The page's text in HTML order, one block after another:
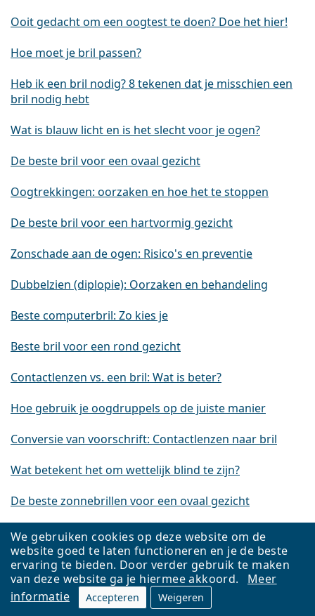
We gebruiken cookies op deze website om de
website goed te laten functioneren en je de beste
ervaring te bieden. Door verder gebruik te maken
van deze website ga je hiermee akkoord.
Meer
informatie
Accepteren Weigeren
Ooit gedacht om een oogtest te doen? Doe het hier!
Hoe moet je bril passen?
Heb ik een bril nodig? 8 tekenen dat je misschien een
bril nodig hebt
Wat is blauw licht en is het slecht voor je ogen?
De beste bril voor een ovaal gezicht
Oogtrekkingen: oorzaken en hoe het te stoppen
De beste bril voor een hartvormig gezicht
Zonschade aan de ogen: Risico's en preventie
Dubbelzien (diplopie): Oorzaken en behandeling
Beste computerbril: Zo kies je
Beste bril voor een rond gezicht
Contactlenzen vs. een bril: Wat is beter?
Hoe gebruik je oogdruppels op de juiste manier
Conversie van voorschrift: Contactlenzen naar bril
Wat betekent het om wettelijk blind te zijn?
De beste zonnebrillen voor een ovaal gezicht
De beste zonnebrillen voor een rond gezicht
Amsler-rooster: Test op maculadegeneratie thuis